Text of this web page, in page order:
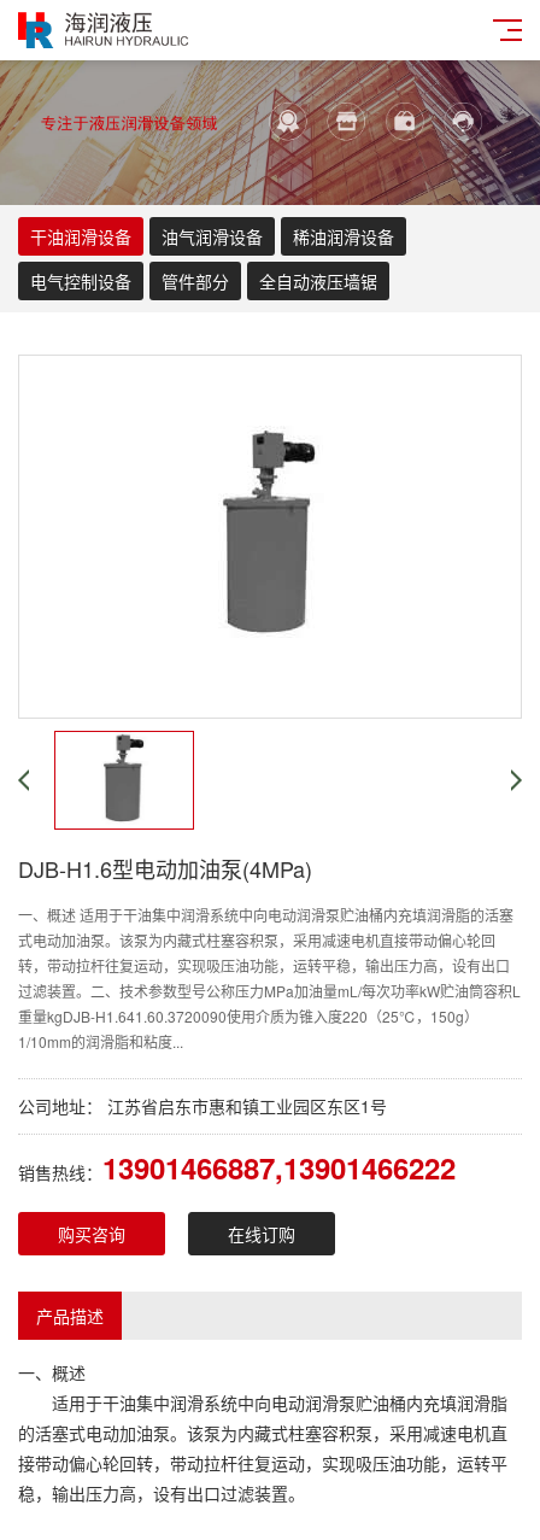
干油润滑设备 油气润滑设备
稀油润滑设备
电气控制设备
管件部分 全自动液压墙锯
DJB-H1.6型电动加油泵(4MPa)
一、概述 适用于干油集中润滑系统中向电动润滑泵贮油桶内充填润滑脂的活塞
式电动加油泵。该泵为内藏式柱塞容积泵，采用减速电机直接带动偏心轮回
转，带动拉杆往复运动，实现吸压油功能，运转平稳，输出压力高，设有出口
过滤装置。二、技术参数型号公称压力MPa加油量mL/每次功率kW贮油筒容积L
重量kgDJB-H1.641.60.3720090使用介质为锥入度220（25℃，150g）
1/10mm的润滑脂和粘度...
公司地址： 江苏省启东市惠和镇工业园区东区1号
销售热线： 13901466887,13901466222
购买咨询 在线订购
产品描述
一、概述
适用于干油集中润滑系统中向电动润滑泵贮油桶内充填润滑脂
的活塞式电动加油泵。该泵为内藏式柱塞容积泵，采用减速电机直
接带动偏心轮回转，带动拉杆往复运动，实现吸压油功能，运转平
稳，输出压力高，设有出口过滤装置。